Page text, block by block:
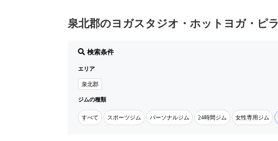
泉北郡のヨガスタジオ・ホットヨガ・ピ
検索条件
エリア
泉北郡
ジムの種類
すべて スポーツジム パーソナルジム 24時間ジム 女性専用ジム